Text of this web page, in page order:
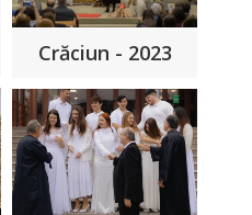
Crăciun - 2023